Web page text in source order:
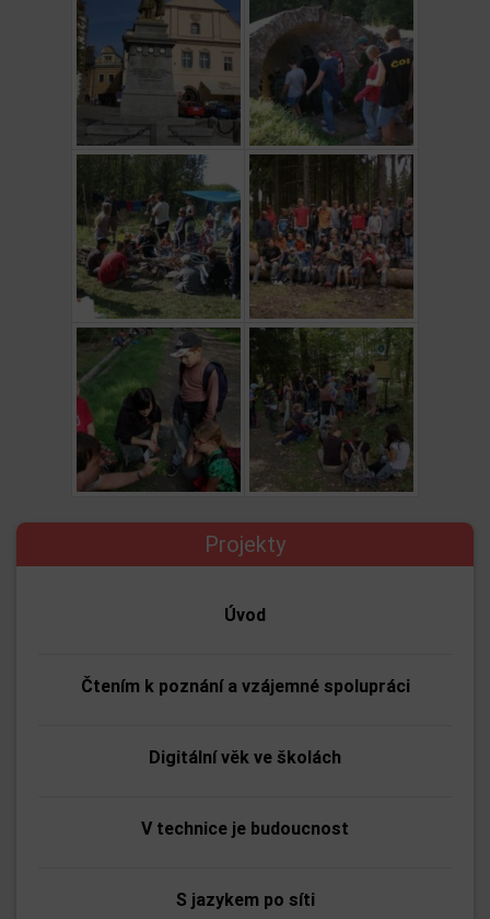
Projekty
Úvod
Čtením k poznání a vzájemné spolupráci
Digitální věk ve školách
V technice je budoucnost
S jazykem po síti